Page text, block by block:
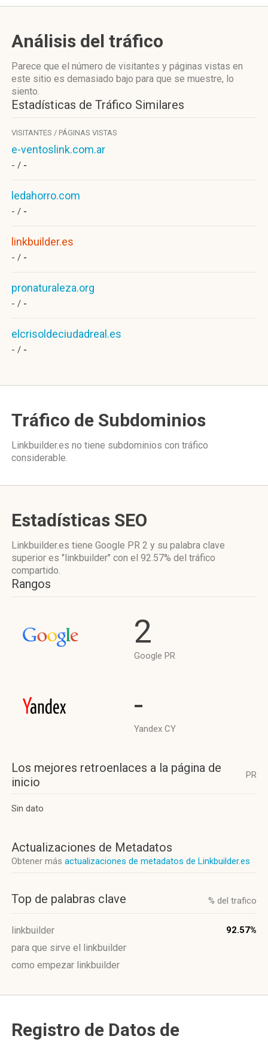
Análisis del tráfico
Parece que el número de visitantes y páginas vistas en
este sitio es demasiado bajo para que se muestre, lo
siento.
Estadísticas de Tráfico Similares
VISITANTES / PÁGINAS VISTAS
e-ventoslink.com.ar
- / -
ledahorro.com
- / -
linkbuilder.es
- / -
pronaturaleza.org
- / -
elcrisoldeciudadreal.es
- / -
Tráfico de Subdominios
Linkbuilder.es no tiene subdominios con tráfico
considerable.
Estadísticas SEO
Linkbuilder.es tiene Google PR 2 y su palabra clave
superior es "linkbuilder" con el 92.57% del tráfico
compartido.
Rangos
2
Google PR
-
Yandex CY
Los mejores retroenlaces a la página de
inicio
PR
Sin dato
Actualizaciones de Metadatos
Obtener más actualizaciones de metadatos de Linkbuilder.es
Top de palabras clave % del trafico
linkbuilder 92.57%
para que sirve el linkbuilder
como empezar linkbuilder
Registro de Datos de